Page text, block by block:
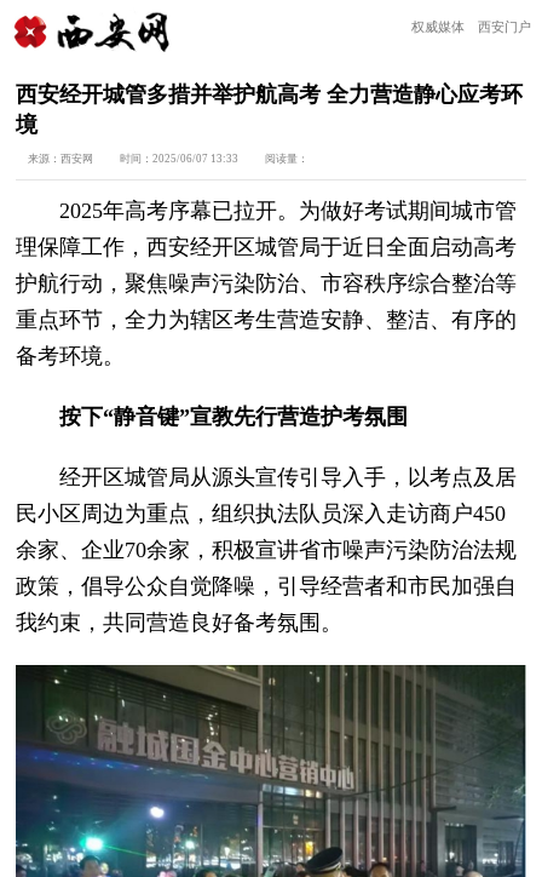
权威媒体 西安门户
西安经开城管多措并举护航高考 全力营造静心应考环
境
来源：西安网 时间：2025/06/07 13:33 阅读量：
2025年高考序幕已拉开。为做好考试期间城市管
理保障工作，西安经开区城管局于近日全面启动高考
护航行动，聚焦噪声污染防治、市容秩序综合整治等
重点环节，全力为辖区考生营造安静、整洁、有序的
备考环境。
按下“静音键”宣教先行营造护考氛围​​
经开区城管局从源头宣传引导入手，以考点及居
民小区周边为重点，组织执法队员深入走访商户450
余家、企业70余家，积极宣讲省市噪声污染防治法规
政策，倡导公众自觉降噪，引导经营者和市民加强自
我约束，共同营造良好备考氛围。